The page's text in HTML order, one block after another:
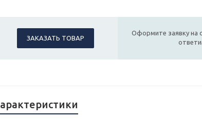
ЗАКАЗАТЬ ТОВАР
Оформите заявку на